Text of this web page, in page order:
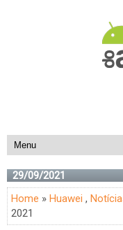
29/09/2021
Home » Huawei ,
2021